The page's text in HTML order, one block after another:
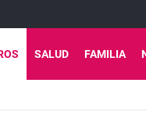
SALUD FAMILIA